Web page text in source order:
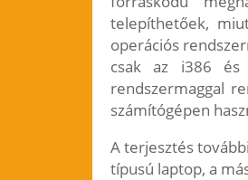
telepíthetőek,
operációs
csak az i386 és
rendszermaggal
számítógépen
A terjesztés
típusú laptop, a